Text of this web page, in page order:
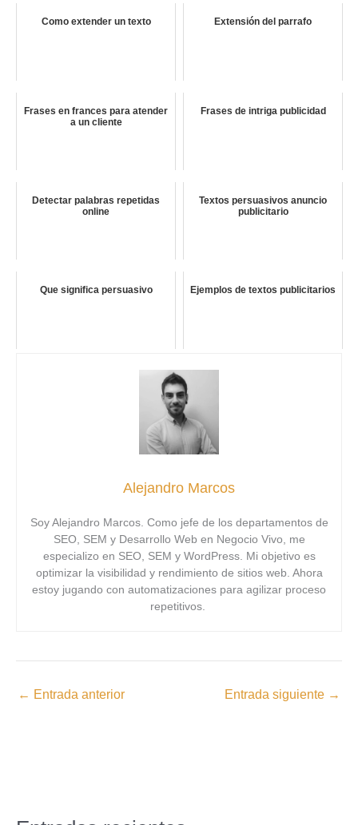
Como extender un texto Extensión del parrafo
Frases en frances para atender
a un cliente
Frases de intriga publicidad
Detectar palabras repetidas
online
Textos persuasivos anuncio
publicitario
Que significa persuasivo Ejemplos de textos publicitarios
Alejandro Marcos
Soy Alejandro Marcos. Como jefe de los departamentos de
SEO, SEM y Desarrollo Web en Negocio Vivo, me
especializo en SEO, SEM y WordPress. Mi objetivo es
optimizar la visibilidad y rendimiento de sitios web. Ahora
estoy jugando con automatizaciones para agilizar proceso
repetitivos.
← Entrada anterior Entrada siguiente →